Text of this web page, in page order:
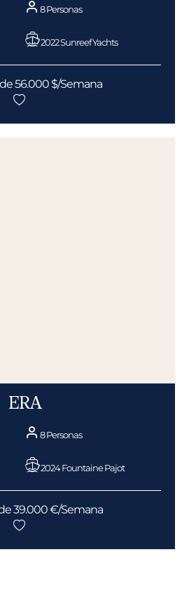
8 Personas
2022 Sunreef Yachts
56.000 $/Semana
ERA
8 Personas
2024 Fountaine Pajot
39.000 €/Semana